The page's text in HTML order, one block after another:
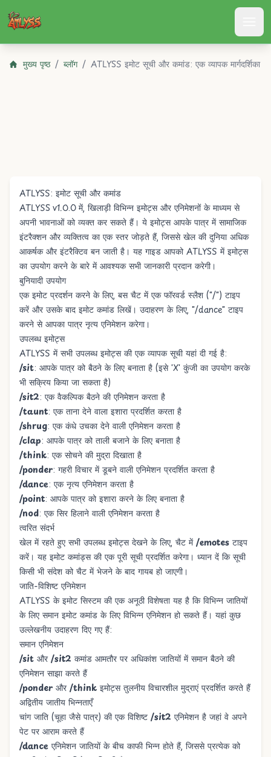
Atlyss
मुख्य पृष्ठ / ब्लॉग / ATLYSS इमोट सूची और कमांड: एक व्यापक मार्गदर्शिका
ATLYSS: इमोट सूची और कमांड
ATLYSS v1.0.0 में, खिलाड़ी विभिन्न इमोट्स और एनिमेशनों के माध्यम से
अपनी भावनाओं को व्यक्त कर सकते हैं। ये इमोट्स आपके पात्र में सामाजिक
इंटरैक्शन और व्यक्तित्व का एक स्तर जोड़ते हैं, जिससे खेल की दुनिया अधिक
आकर्षक और इंटरैक्टिव बन जाती है। यह गाइड आपको ATLYSS में इमोट्स
का उपयोग करने के बारे में आवश्यक सभी जानकारी प्रदान करेगी।
बुनियादी उपयोग
एक इमोट प्रदर्शन करने के लिए, बस चैट में एक फॉरवर्ड स्लैश ("/") टाइप
करें और उसके बाद इमोट कमांड लिखें। उदाहरण के लिए, "/dance" टाइप
करने से आपका पात्र नृत्य एनिमेशन करेगा।
उपलब्ध इमोट्स
ATLYSS में सभी उपलब्ध इमोट्स की एक व्यापक सूची यहां दी गई है:
/sit: आपके पात्र को बैठने के लिए बनाता है (इसे 'X' कुंजी का उपयोग करके
भी सक्रिय किया जा सकता है)
/sit2: एक वैकल्पिक बैठने की एनिमेशन करता है
/taunt: एक ताना देने वाला इशारा प्रदर्शित करता है
/shrug: एक कंधे उचका देने वाली एनिमेशन करता है
/clap: आपके पात्र को ताली बजाने के लिए बनाता है
/think: एक सोचने की मुद्रा दिखाता है
/ponder: गहरी विचार में डूबने वाली एनिमेशन प्रदर्शित करता है
/dance: एक नृत्य एनिमेशन करता है
/point: आपके पात्र को इशारा करने के लिए बनाता है
/nod: एक सिर हिलाने वाली एनिमेशन करता है
त्वरित संदर्भ
खेल में रहते हुए सभी उपलब्ध इमोट्स देखने के लिए, चैट में/emotes टाइप
करें। यह इमोट कमांड्स की एक पूरी सूची प्रदर्शित करेगा। ध्यान दें कि सूची
किसी भी संदेश को चैट में भेजने के बाद गायब हो जाएगी।
जाति-विशिष्ट एनिमेशन
ATLYSS के इमोट सिस्टम की एक अनूठी विशेषता यह है कि विभिन्न जातियों
के लिए समान इमोट कमांड के लिए विभिन्न एनिमेशन हो सकते हैं। यहां कुछ
उल्लेखनीय उदाहरण दिए गए हैं:
समान एनिमेशन
/sit और/sit2 कमांड आमतौर पर अधिकांश जातियों में समान बैठने की
एनिमेशन साझा करते हैं
/ponder और/think इमोट्स तुलनीय विचारशील मुद्राएं प्रदर्शित करते हैं
अद्वितीय जातीय भिन्नताएँ
चांग जाति (चूहा जैसे पात्र) की एक विशिष्ट /sit2 एनिमेशन है जहां वे अपने
पेट पर आराम करते हैं
/dance एनिमेशन जातियों के बीच काफी भिन्न होते हैं, जिससे प्रत्येक को